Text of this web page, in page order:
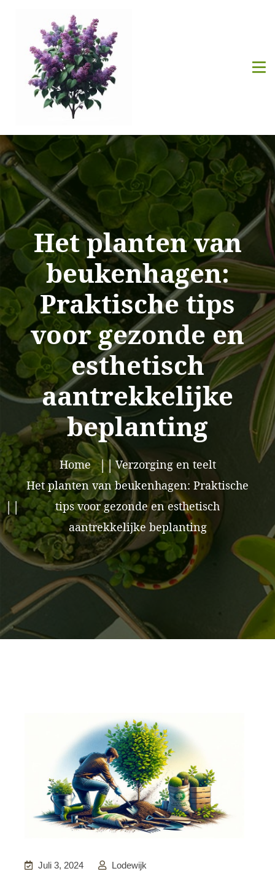
Het planten van
beukenhagen:
Praktische tips
voor gezonde en
esthetisch
aantrekkelijke
beplanting
Home
Verzorging en teelt
Het planten van beukenhagen: Praktische
tips voor gezonde en esthetisch
aantrekkelijke beplanting
Juli 3, 2024
Lodewijk